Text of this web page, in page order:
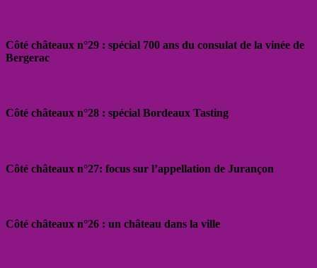
Côté châteaux n°29 : spécial 700 ans du consulat de la vinée de
Bergerac
Côté châteaux n°28 : spécial Bordeaux Tasting
Côté châteaux n°27: focus sur l’appellation de Jurançon
Côté châteaux n°26 : un château dans la ville